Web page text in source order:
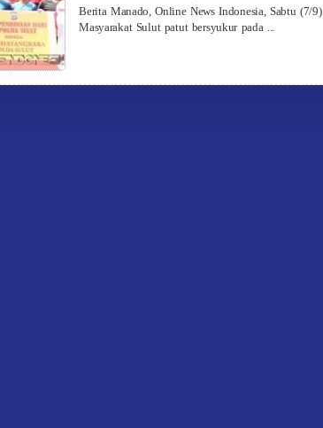
Berita Manado, Online News Indonesia, Sabtu (7/9)
Masyarakat Sulut patut bersyukur pada